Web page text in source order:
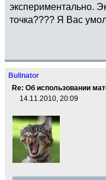
экспериментально.
точка???? Я Вас
Bulinator
Re: Об использовании
14.11.2010, 20:09